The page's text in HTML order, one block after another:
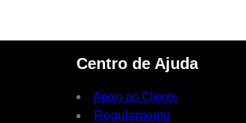
Centro de Ajuda
Apoio ao Cliente
Regulamento